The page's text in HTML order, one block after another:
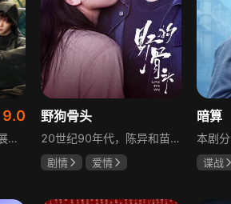
9.0
《终极笔记》围绕吴邪展开，他因好奇三叔经历，历险归来收神秘录像带后卷入阴谋，只身闯格尔木疗养院偶遇张起灵等六人组队，在西王母宫发现陨玉，却遇三叔失踪、张起灵失忆。众人寻记忆探张家古楼，因裘德考介入受阻，后联手霍老太再探遭意外，谜团未解，吴邪被迫伪装成三叔，剧情充满冒险与悬疑。
野狗骨头
20世纪90年代，陈异和苗靖因父母相识结缘，从充满敌意到彼此依靠，后因家庭变故不得不相依为命。大学时苗靖告白，陈异却因纵火案逼她离开藤城。多年后重逢，陈异为保护苗靖以身入局，两人并肩对抗走私团伙，最终陈异告白，两人终成眷属。
剧情
爱情
暗算
谍战